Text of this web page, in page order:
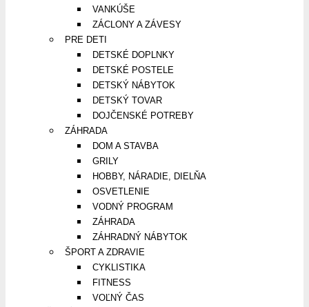
VANKÚŠE
ZÁCLONY A ZÁVESY
PRE DETI
DETSKÉ DOPLNKY
DETSKÉ POSTELE
DETSKÝ NÁBYTOK
DETSKÝ TOVAR
DOJČENSKÉ POTREBY
ZÁHRADA
DOM A STAVBA
GRILY
HOBBY, NÁRADIE, DIELŇA
OSVETLENIE
VODNÝ PROGRAM
ZÁHRADA
ZÁHRADNÝ NÁBYTOK
ŠPORT A ZDRAVIE
CYKLISTIKA
FITNESS
VOĽNÝ ČAS